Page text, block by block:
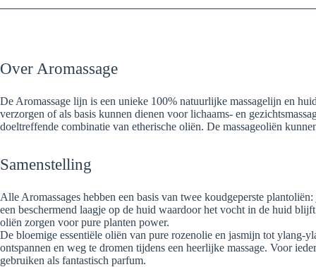
Over Aromassage
De Aromassage lijn is een unieke 100% natuurlijke massagelijn en
verzorgen of als basis kunnen dienen voor lichaams- en
doeltreffende combinatie van etherische oliën. De massageoliën
Samenstelling
Alle Aromassages hebben een basis van twee koudgeperste
een beschermend laagje op de huid waardoor het vocht in de huid
oliën zorgen voor pure planten power.
De bloemige essentiële oliën van pure rozenolie en jasmijn tot ylang-
ontspannen en weg te dromen tijdens een heerlijke massage. Voor
gebruiken als fantastisch parfum.